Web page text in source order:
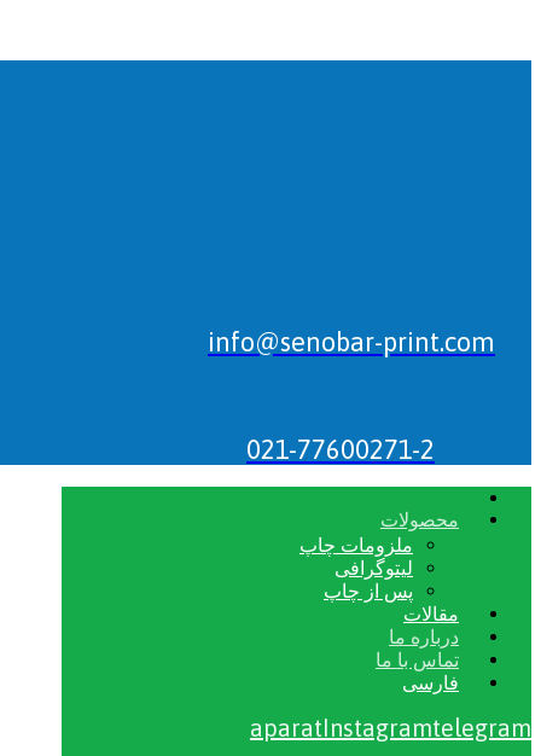
info@senobar-print.com
021-77600271-2
محصولات
ملزومات چاپ
لیتوگرافی
پس از چاپ
مقالات
درباره ما
تماس با ما
فارسی
aparatInstagramtelegram